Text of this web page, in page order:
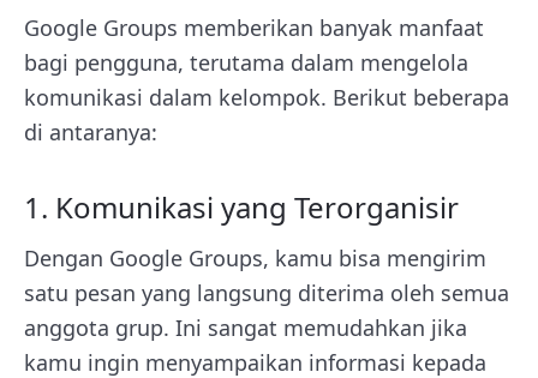
Google Groups memberikan banyak manfaat
bagi pengguna, terutama dalam mengelola
komunikasi dalam kelompok. Berikut beberapa
di antaranya:
1. Komunikasi yang Terorganisir
Dengan Google Groups, kamu bisa mengirim
satu pesan yang langsung diterima oleh semua
anggota grup. Ini sangat memudahkan jika
kamu ingin menyampaikan informasi kepada